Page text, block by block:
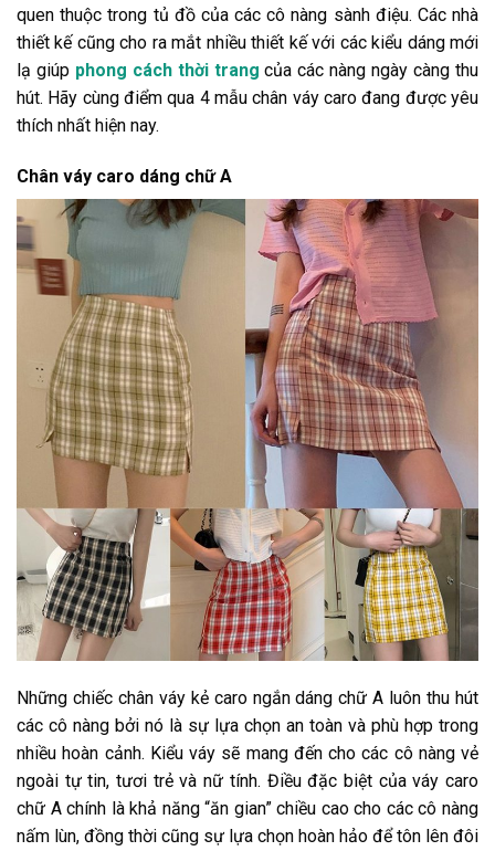
quen thuộc trong tủ đồ của các cô nàng sành điệu. Các nhà
thiết kế cũng cho ra mắt nhiều thiết kế với các kiểu dáng mới
lạ giúp phong cách thời trang của các nàng ngày càng thu
hút. Hãy cùng điểm qua 4 mẫu chân váy caro đang được yêu
thích nhất hiện nay.
Chân váy caro dáng chữ A
Những chiếc chân váy kẻ caro ngắn dáng chữ A luôn thu hút
các cô nàng bởi nó là sự lựa chọn an toàn và phù hợp trong
nhiều hoàn cảnh. Kiểu váy sẽ mang đến cho các cô nàng vẻ
ngoài tự tin, tươi trẻ và nữ tính. Điều đặc biệt của váy caro
chữ A chính là khả năng “ăn gian” chiều cao cho các cô nàng
nấm lùn, đồng thời cũng sự lựa chọn hoàn hảo để tôn lên đôi